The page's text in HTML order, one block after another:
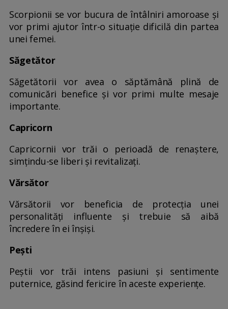
Scorpionii se vor bucura de întâlniri amoroase și
vor primi ajutor într-o situație dificilă din partea
unei femei.
Săgetător
Săgetătorii vor avea o săptămână plină de
comunicări benefice și vor primi multe mesaje
importante.
Capricorn
Capricornii vor trăi o perioadă de renaștere,
simțindu-se liberi și revitalizați.
Vărsător
Vărsătorii vor beneficia de protecția unei
personalități influente și trebuie să aibă
încredere în ei înșiși.
Pești
Peștii vor trăi intens pasiuni și sentimente
puternice, găsind fericire în aceste experiențe.